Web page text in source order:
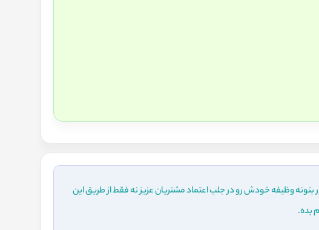
وظیفه خودش رو در جلب اعتماد مشتریان عزیز نه فقط از طریق این
بده.